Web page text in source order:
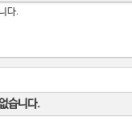
습니다.